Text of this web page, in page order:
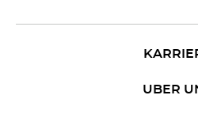
UBER